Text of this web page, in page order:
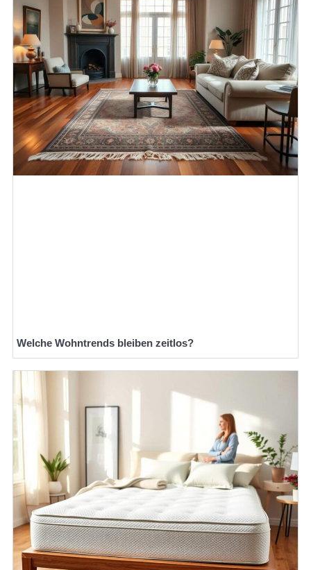
Welche Wohntrends bleiben zeitlos?